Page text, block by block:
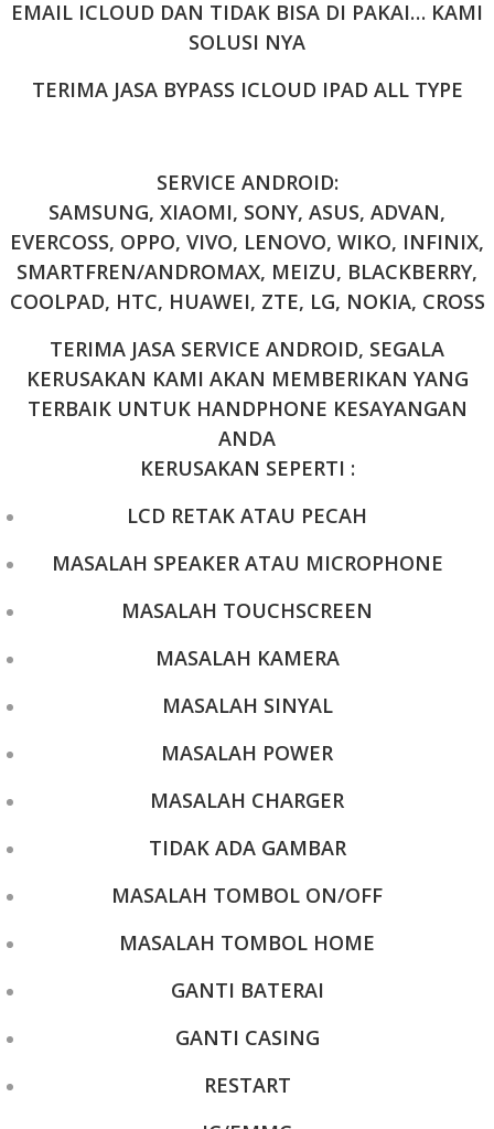
EMAIL ICLOUD DAN TIDAK BISA DI PAKAI… KAMI
SOLUSI NYA
TERIMA JASA BYPASS ICLOUD IPAD ALL TYPE
SERVICE ANDROID:
SAMSUNG, XIAOMI, SONY, ASUS, ADVAN,
EVERCOSS, OPPO, VIVO, LENOVO, WIKO, INFINIX,
SMARTFREN/ANDROMAX, MEIZU, BLACKBERRY,
COOLPAD, HTC, HUAWEI, ZTE, LG, NOKIA, CROSS
TERIMA JASA SERVICE ANDROID, SEGALA
KERUSAKAN KAMI AKAN MEMBERIKAN YANG
TERBAIK UNTUK HANDPHONE KESAYANGAN
ANDA
KERUSAKAN SEPERTI :
LCD RETAK ATAU PECAH
MASALAH SPEAKER ATAU MICROPHONE
MASALAH TOUCHSCREEN
MASALAH KAMERA
MASALAH SINYAL
MASALAH POWER
MASALAH CHARGER
TIDAK ADA GAMBAR
MASALAH TOMBOL ON/OFF
MASALAH TOMBOL HOME
GANTI BATERAI
GANTI CASING
RESTART